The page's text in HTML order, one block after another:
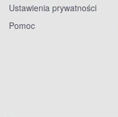
Ustawienia prywatności
Pomoc